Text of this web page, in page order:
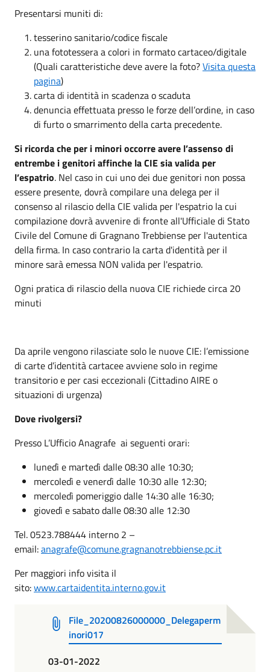
Presentarsi muniti di:
tesserino sanitario/codice fiscale
una fototessera a colori in formato cartaceo/digitale
(Quali caratteristiche deve avere la foto?Visita questa
pagina)
carta di identità in scadenza o scaduta
denuncia effettuata presso le forze dell’ordine, in caso
di furto o smarrimento della carta precedente.
Si ricorda che per i minori occorre avere l’assenso di
entrembe i genitori affinche la CIE sia valida per
l’espatrio. Nel caso in cui uno dei due genitori non possa
essere presente, dovrà compilare una delega per il
consenso al rilascio della CIE valida per l'espatrio la cui
compilazione dovrà avvenire di fronte all'Ufficiale di Stato
Civile del Comune di Gragnano Trebbiense per l'autentica
della firma. In caso contrario la carta d'identità per il
minore sarà emessa NON valida per l'espatrio.
Ogni pratica di rilascio della nuova CIE richiede circa 20
minuti
Da aprile vengono rilasciate solo le nuove CIE: l’emissione
di carte d’identità cartacee avviene solo in regime
transitorio e per casi eccezionali (Cittadino AIRE o
situazioni di urgenza)
Dove rivolgersi?
Presso L’Ufficio Anagrafe ai seguenti orari:
lunedì e martedì dalle 08:30 alle 10:30;
mercoledì e venerdì dalle 10:30 alle 12:30;
mercoledì pomeriggio dalle 14:30 alle 16:30;
giovedì e sabato dalle 08:30 alle 12:30
Tel. 0523.788444 interno 2 –
email:anagrafe@comune.gragnanotrebbiense.pc.it
Per maggiori info visita il
sito:www.cartaidentita.interno.gov.it
File_20200826000000_Delegaperm
inori017
03-01-2022